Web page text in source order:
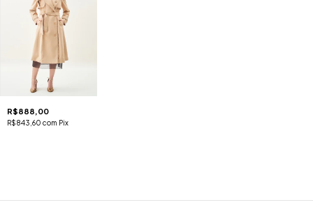
R$888,00
R$843,60 com Pix